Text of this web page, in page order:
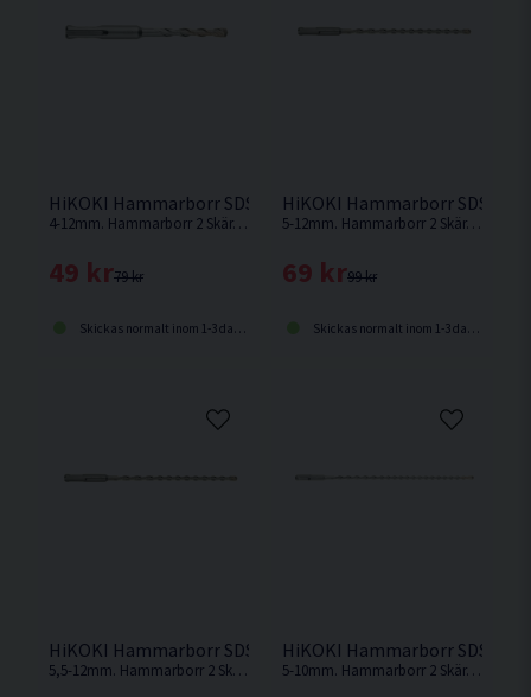
HiKOKI Hammarborr SDS+ 2 Skär 100/160mm 4-12mm
4-12mm. Hammarborr 2 Skär. SDS Plus-fäste. Arbetslängd 100mm. Totallängd 160mm.
79 kr
49 kr
Skickas normalt inom 1-3 dagar
HiKOKI Hammarborr SDS+ 2
5-12mm. Hammarborr 2 Skär. SDS Plus-fäste. Arbetslängd 150mm. Totallängd 210mm.
99 kr
69 kr
Skickas normalt inom 1-3 dagar
HiKOKI Hammarborr SDS+ 2 Skär 200/260mm 5,5-12mm
5,5-12mm. Hammarborr 2 Skär. SDS Plus-fäste. Arbetslängd 200mm. Totallängd 260mm.
HiKOKI Hammarborr SDS+ 2
5-10mm. Hammarborr 2 Skär. SDS Plus-fäste. Arbetslängd 250mm. Totallängd 310mm.